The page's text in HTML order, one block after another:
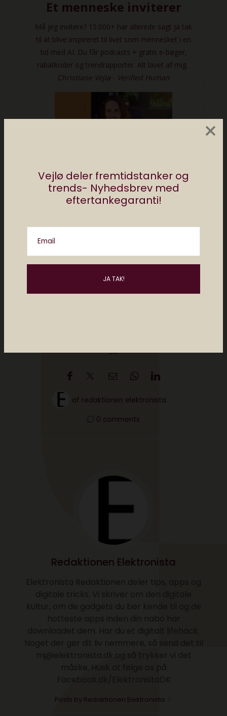
Vejlø deler fremtidstanker og
trends- Nyhedsbrev med
eftertankegaranti!
Email
×
Del
af redaktionen elektronista
0 comments
Redaktionen Elektronista
Posts by Redaktionen Elektronista